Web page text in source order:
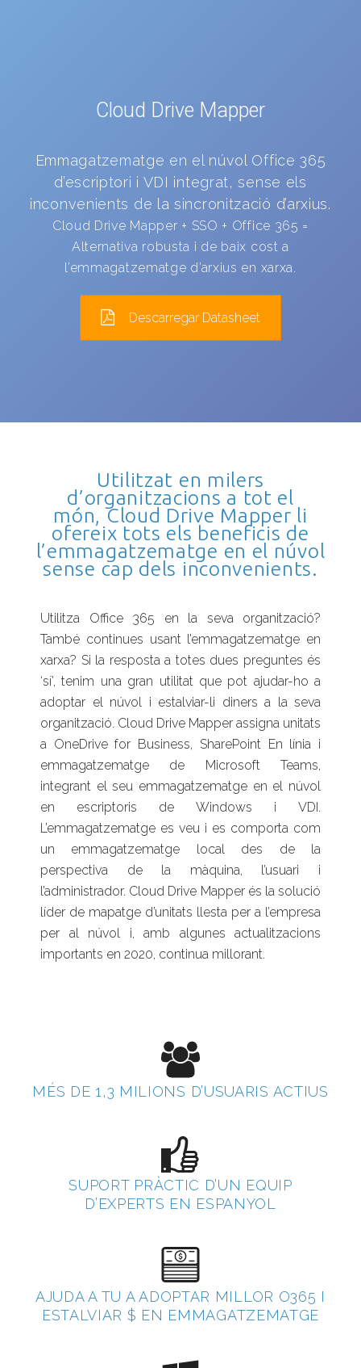
Cloud Drive Mapper
Emmagatzematge en el núvol Office 365
d’escriptori i VDI integrat, sense els
inconvenients de la sincronització d’arxius.
Cloud Drive Mapper + SSO + Office 365 =
Alternativa robusta i de baix cost a
l’emmagatzematge d’arxius en xarxa.
Descarregar Datasheet
Utilitzat en milers
d’organitzacions a tot el
món, Cloud Drive Mapper li
ofereix tots els beneficis de
l’emmagatzematge en el núvol
sense cap dels inconvenients.
Utilitza Office 365 en la seva organització?
També continues usant l’emmagatzematge en
xarxa? Si la resposta a totes dues preguntes és
‘sí’, tenim una gran utilitat que pot ajudar-ho a
adoptar el núvol i estalviar-li diners a la seva
organització. Cloud Drive Mapper assigna unitats
a OneDrive for Business, SharePoint En línia i
emmagatzematge de Microsoft Teams,
integrant el seu emmagatzematge en el núvol
en escriptoris de Windows i VDI.
L’emmagatzematge es veu i es comporta com
un emmagatzematge local des de la
perspectiva de la màquina, l’usuari i
l’administrador. Cloud Drive Mapper és la solució
líder de mapatge d’unitats llesta per a l’empresa
per al núvol i, amb algunes actualitzacions
importants en 2020, continua millorant.
MÉS DE 1,3 MILIONS D’USUARIS ACTIUS
SUPORT PRÀCTIC D’UN EQUIP
D’EXPERTS EN ESPANYOL
AJUDA A TU A ADOPTAR MILLOR O365 I
ESTALVIAR $ EN EMMAGATZEMATGE